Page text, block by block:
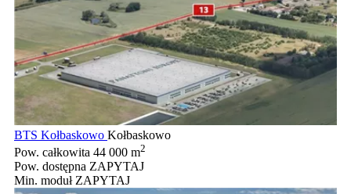
BTS Kołbaskowo Kołbaskowo
Pow. całkowita 44 000 m2
Pow. dostępna ZAPYTAJ
Min. moduł ZAPYTAJ